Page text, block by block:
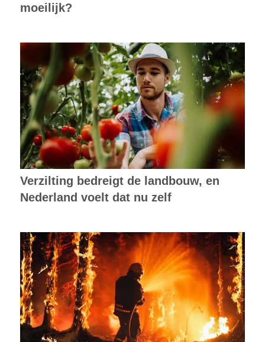
moeilijk?
Verzilting bedreigt de landbouw, en
Nederland voelt dat nu zelf